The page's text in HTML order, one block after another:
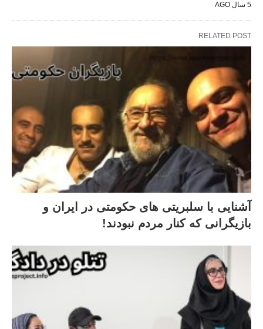
5 سال AGO
RELATED POST
آشنایی با سلبریتی های حکومتی در ایران و
بازیگرانی که کنار مردم نبودند!